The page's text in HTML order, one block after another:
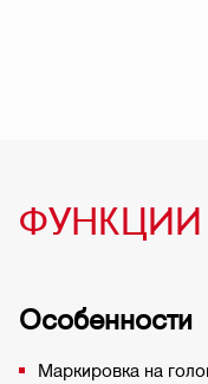
Особенности
Маркировка на